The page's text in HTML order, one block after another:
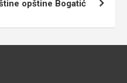
opštine Bogatić